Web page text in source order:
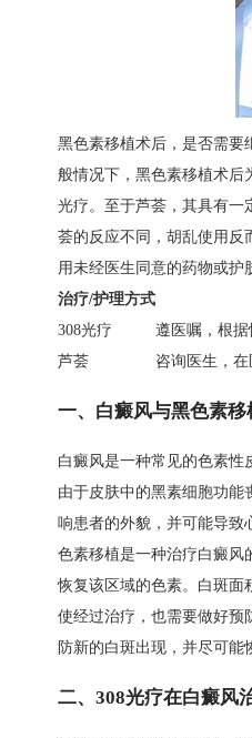
黑色素移植术后，是否需要
般情况下，黑色素移植术后
光疗。至于芦荟，其具有一
荟的反应不同，胡乱使用反
用未经医生同意的药物或护
治疗/护理方式
308光疗
遵医嘱，根据
芦荟
咨询医生，
一、白癜风与黑色素移
白癜风是一种常见的色素性
由于皮肤中的黑素细胞功能
响患者的外貌，并可能导致
色素移植是一种治疗白癜风
恢复该区域的色素。白斑面
使经过治疗，也需要做好预
防新的白斑出现，并尽可能
二、308光疗在白癜风